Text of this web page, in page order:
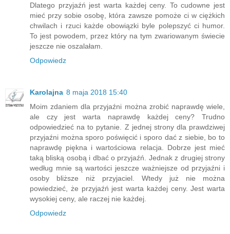
Dlatego przyjaźń jest warta każdej ceny. To cudowne jest
mieć przy sobie osobę, która zawsze pomoże ci w ciężkich
chwilach i rzuci każde obowiązki byle polepszyć ci humor.
To jest powodem, przez który na tym zwariowanym świecie
jeszcze nie oszalałam.
Odpowiedz
Karolajna 8 maja 2018 15:40
Moim zdaniem dla przyjaźni można zrobić naprawdę wiele,
ale czy jest warta naprawdę każdej ceny? Trudno
odpowiedzieć na to pytanie. Z jednej strony dla prawdziwej
przyjaźni można sporo poświęcić i sporo dać z siebie, bo to
naprawdę piękna i wartościowa relacja. Dobrze jest mieć
taką bliską osobą i dbać o przyjaźń. Jednak z drugiej strony
według mnie są wartości jeszcze ważniejsze od przyjaźni i
osoby bliższe niż przyjaciel. Wtedy już nie można
powiedzieć, że przyjaźń jest warta każdej ceny. Jest warta
wysokiej ceny, ale raczej nie każdej.
Odpowiedz